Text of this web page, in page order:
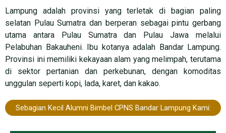
Lampung adalah provinsi yang terletak di bagian paling
selatan Pulau Sumatra dan berperan sebagai pintu gerbang
utama antara Pulau Sumatra dan Pulau Jawa melalui
Pelabuhan Bakauheni. Ibu kotanya adalah Bandar Lampung.
Provinsi ini memiliki kekayaan alam yang melimpah, terutama
di sektor pertanian dan perkebunan, dengan komoditas
unggulan seperti kopi, lada, karet, dan kakao.
Sebagian Kecil Alumni Bimbel CPNS Bandar Lampung Kami: